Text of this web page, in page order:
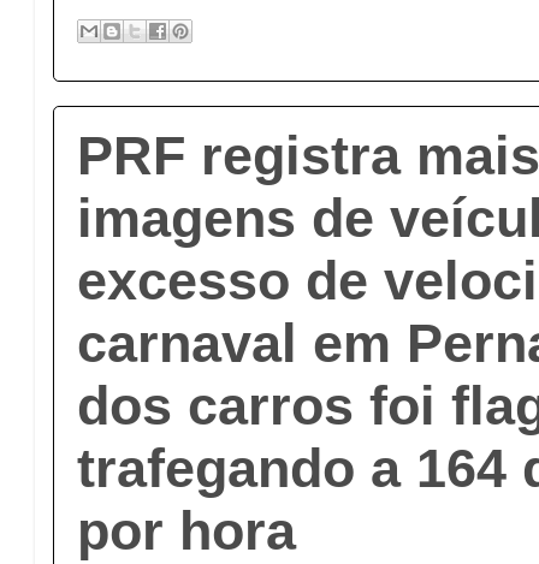
PRF registra
imagens de
excesso de
carnaval em
dos carros foi
trafegando a 164
por hora